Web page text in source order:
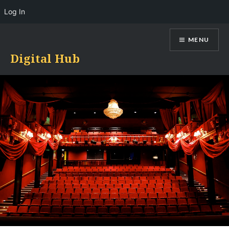
content
Digital Hub
MENU
Log In